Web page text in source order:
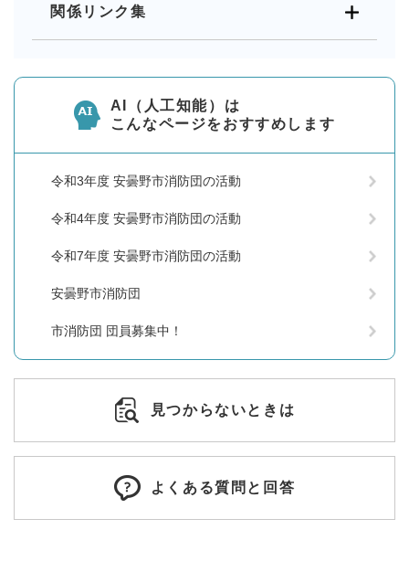
関係リンク集
AI（人工知能）は
こんなページをおすすめします
令和3年度 安曇野市消防団の活動
令和4年度 安曇野市消防団の活動
令和7年度 安曇野市消防団の活動
安曇野市消防団
市消防団 団員募集中！
見つからないときは
よくある質問と回答